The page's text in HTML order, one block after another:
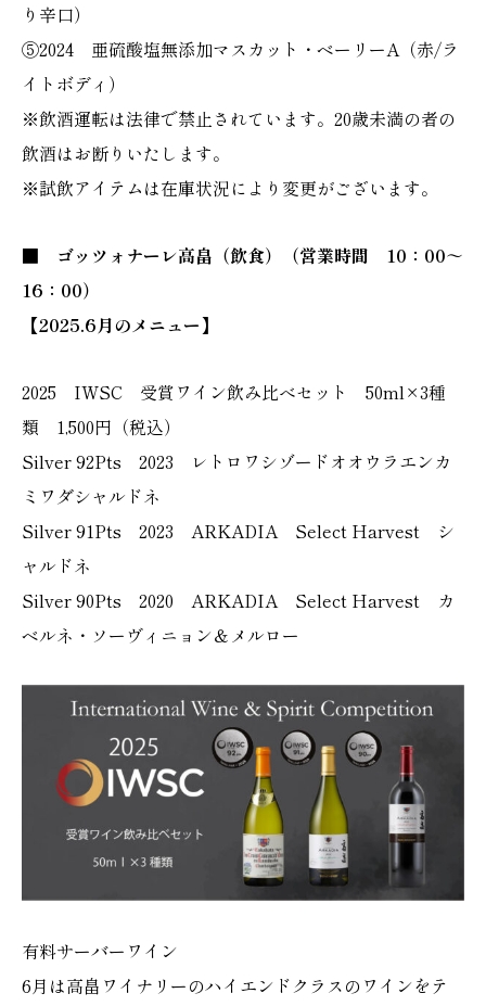
り辛口）
⑤2024 亜硫酸塩無添加マスカット・ベーリーA（赤/ラ
イトボディ）
※飲酒運転は法律で禁止されています。20歳未満の者の
飲酒はお断りいたします。
※試飲アイテムは在庫状況により変更がございます。
■ ゴッツォナーレ高畠（飲食）（営業時間 10：00～
16：00）
【2025.6月のメニュー】
2025 IWSC 受賞ワイン飲み比べセット 50ml×3種
類 1,500円（税込）
Silver 92Pts 2023 レトロワシゾードオオウラエンカ
ミワダシャルドネ
Silver 91Pts 2023 ARKADIA Select Harvest シ
ャルドネ
Silver 90Pts 2020 ARKADIA Select Harvest カ
ベルネ・ソーヴィニョン＆メルロー
有料サーバーワイン
6月は高畠ワイナリーのハイエンドクラスのワインをテ